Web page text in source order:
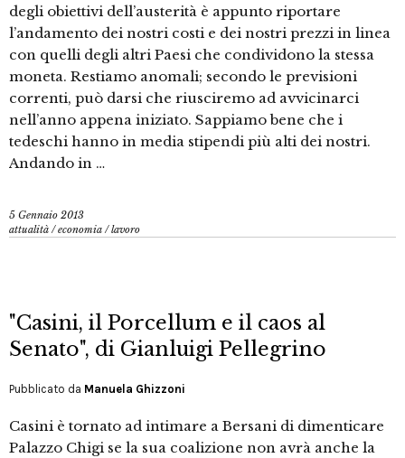
degli obiettivi dell’austerità è appunto riportare
l’andamento dei nostri costi e dei nostri prezzi in linea
con quelli degli altri Paesi che condividono la stessa
moneta. Restiamo anomali; secondo le previsioni
correnti, può darsi che riusciremo ad avvicinarci
nell’anno appena iniziato. Sappiamo bene che i
tedeschi hanno in media stipendi più alti dei nostri.
Andando in …
5 Gennaio 2013
attualità /economia /lavoro
"Casini, il Porcellum e il caos al
Senato", di Gianluigi Pellegrino
Pubblicato da Manuela Ghizzoni
Casini è tornato ad intimare a Bersani di dimenticare
Palazzo Chigi se la sua coalizione non avrà anche la